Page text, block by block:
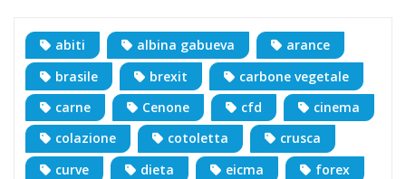
abiti albina gabueva
arance
brasile
brexit
carbone vegetale
carne
Cenone cfd
cinema
colazione
cotoletta
crusca
curve
dieta eicma
forex